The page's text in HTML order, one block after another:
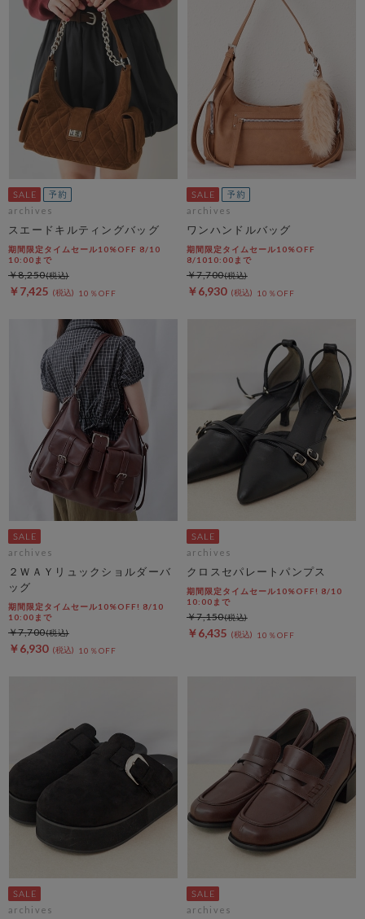
archives
スエードキルティングバッグ
期間限定タイムセール10%OFF 8/10
10:00まで
￥7,425 10％OFF
￥8,250
archives
ワンハンドルバッグ
期間限定タイムセール10%OFF
8/1010:00まで
￥6,930 10％OFF
￥7,700
archives
２ＷＡＹリュックショルダーバ
ッグ
期間限定タイムセール10%OFF! 8/10
10:00まで
￥6,930 10％OFF
￥7,700
archives
クロスセパレートパンプス
期間限定タイムセール10%OFF! 8/10
10:00まで
￥6,435 10％OFF
￥7,150
archives archives